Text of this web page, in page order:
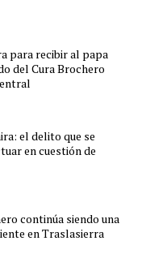
para recibir al papa
del Cura Brochero
el delito que se
en cuestión de
continúa siendo una
en Traslasierra